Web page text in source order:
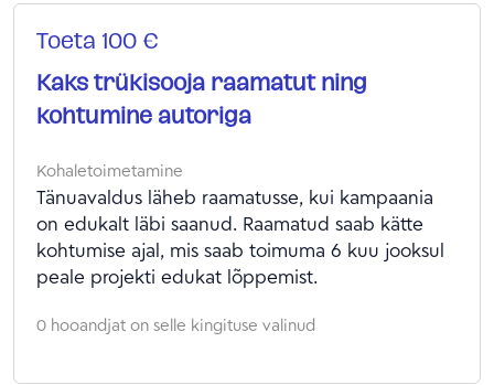
Toeta 100 €
Kaks trükisooja raamatut ning
kohtumine autoriga
Kohaletoimetamine
Tänuavaldus läheb raamatusse, kui kampaania
on edukalt läbi saanud. Raamatud saab kätte
kohtumise ajal, mis saab toimuma 6 kuu jooksul
peale projekti edukat lõppemist.
0 hooandjat on selle kingituse valinud